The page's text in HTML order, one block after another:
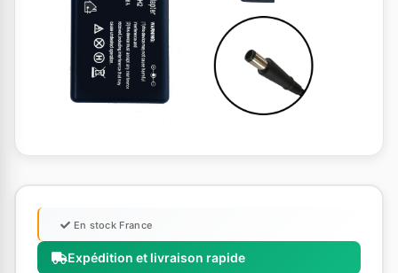
Expédition et livraison rapide
En stock France